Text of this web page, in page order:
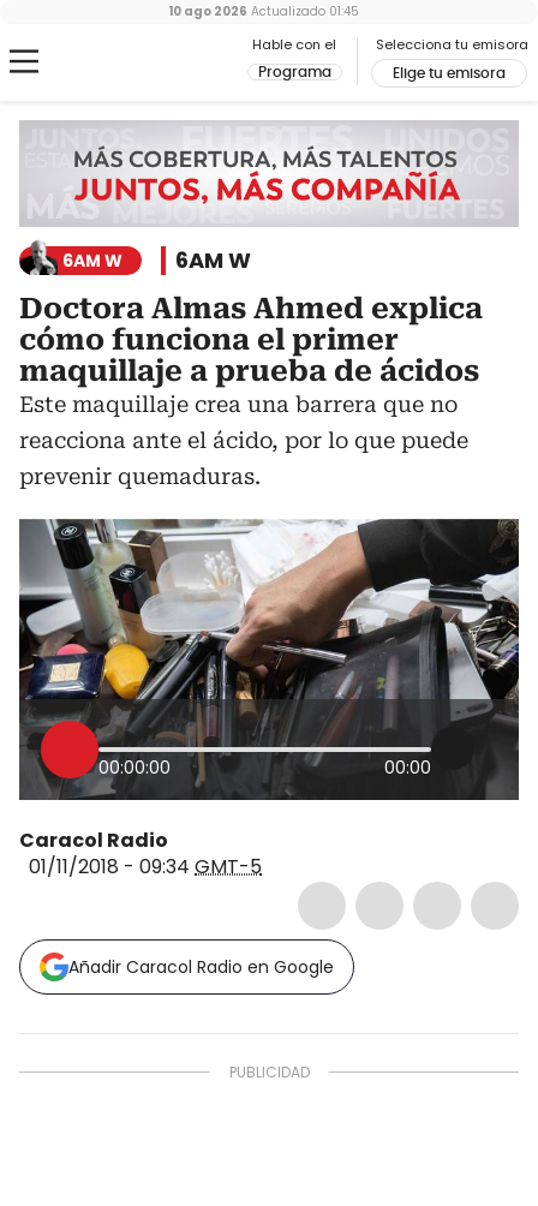
Hable con el
Programa
Selecciona tu emisora
Elige tu emisora
10 ago 2026 Actualizado 01:45
6AM W 6AM W
Doctora Almas Ahmed explica
cómo funciona el primer
maquillaje a prueba de ácidos
Este maquillaje crea una barrera que no
reacciona ante el ácido, por lo que puede
prevenir quemaduras.
00:00:00 00:00
Caracol Radio
01/11/2018 - 09:34 GMT-5
Añadir Caracol Radio en Google